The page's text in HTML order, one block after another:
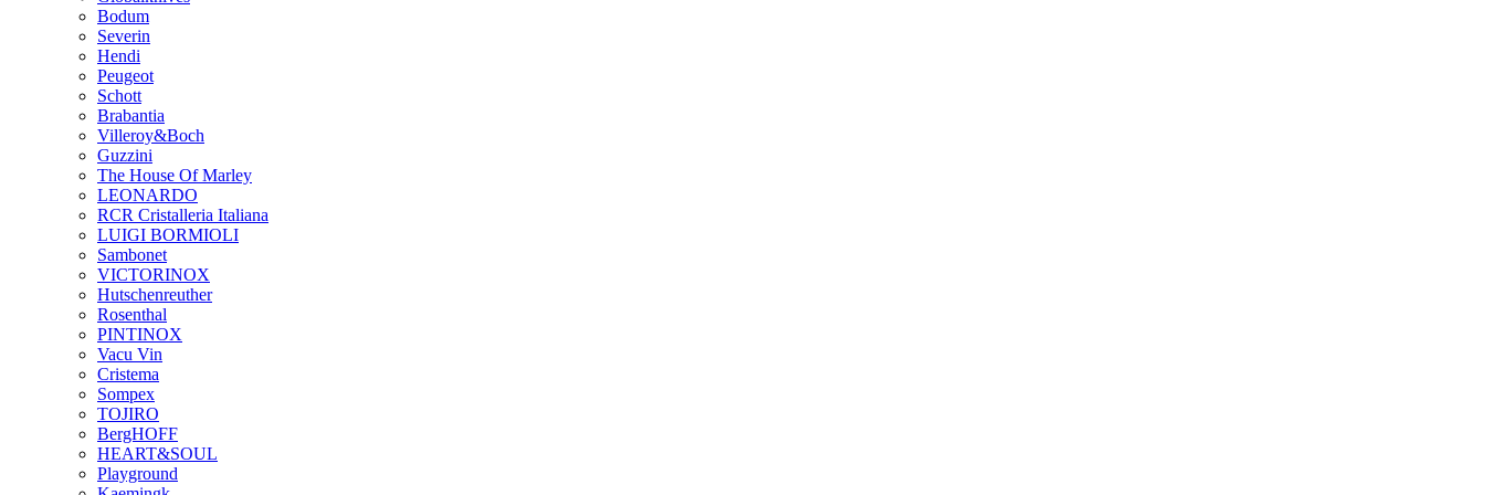
Bodum
Severin
Hendi
Peugeot
Schott
Brabantia
Villeroy&Boch
Guzzini
The House Of Marley
LEONARDO
RCR Cristalleria Italiana
LUIGI BORMIOLI
Sambonet
VICTORINOX
Hutschenreuther
Rosenthal
PINTINOX
Vacu Vin
Cristema
Sompex
TOJIRO
BergHOFF
HEART&SOUL
Playground